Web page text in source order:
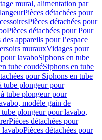
mural, alimentation par
Pièces détachées pour
Pièces détachées pour
Pièces détachées pour Pour
appareils pour l’espace
murauxVidages pour
lavaboSiphons en tube
tube coudéSiphons en tube
pour Siphons en tube
tube plongeur pour
tube plongeur pour
modèle gain de
plongeur pour lavabo,
Pièces détachées pour
lavaboPièces détachées pour